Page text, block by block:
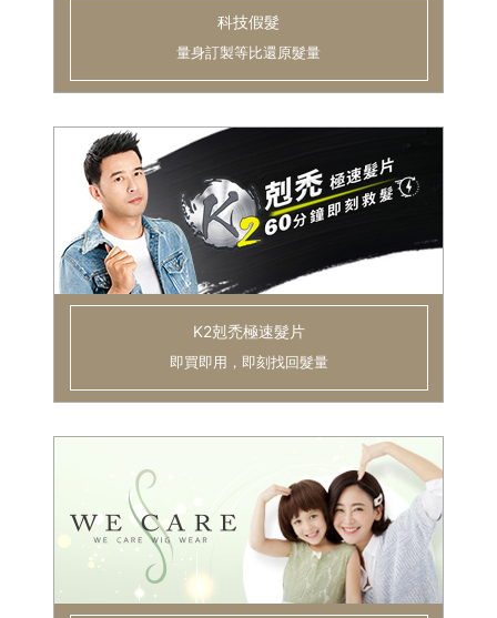
科技假髮
量身訂製等比還原髮量
K2剋禿極速髮片
即買即用，即刻找回髮量